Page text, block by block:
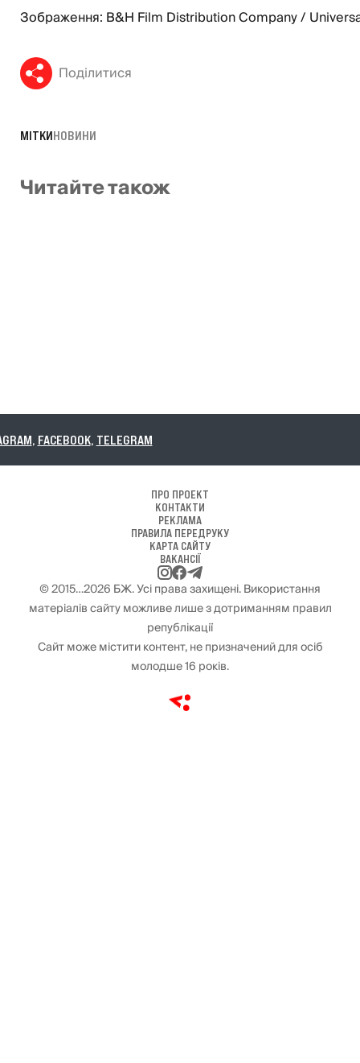
Зображення: B&H Film Distribution Company /
Поділитися
МІТКИНОВИНИ
Читайте також
ПРО ПРОЕКТ
КОНТАКТИ
РЕКЛАМА
ПРАВИЛА ПЕРЕДРУКУ
КАРТА САЙТУ
ВАКАНСІЇ
© 2015…2026 БЖ. Усі права захищені. Використання
матеріалів сайту можливе лише з дотриманням правил
републікації
Сайт може містити контент, не призначений для осіб
молодше 16 років.